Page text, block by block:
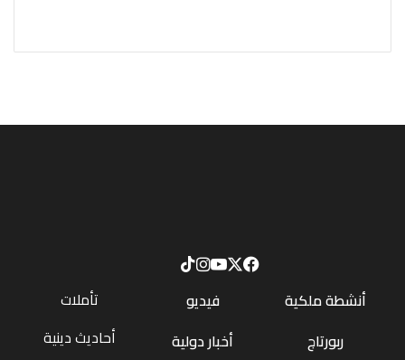
أنشطة ملكية
ربورتاج
فيديو
أخبار دولية
تأملات
أحاديث دينية